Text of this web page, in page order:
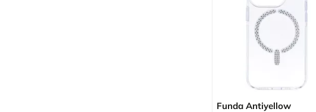
Vista rápida
Funda Antiyellow